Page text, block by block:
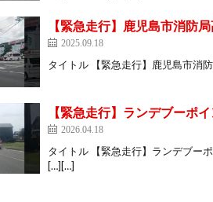
【緊急走行】鹿児島市消防
2025.09.18
タイトル 【緊急走行】鹿児島市消
【緊急走行】ランデブーポ
2026.04.18
タイトル 【緊急走行】ランデブー
[…][…]